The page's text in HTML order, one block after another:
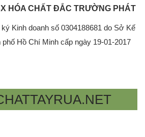
HÓA CHẤT ĐẮC TRƯỜNG PHÁT
Kinh doanh số 0304188681 do Sở Kế
Hồ Chí Minh cấp ngày 19-01-2017